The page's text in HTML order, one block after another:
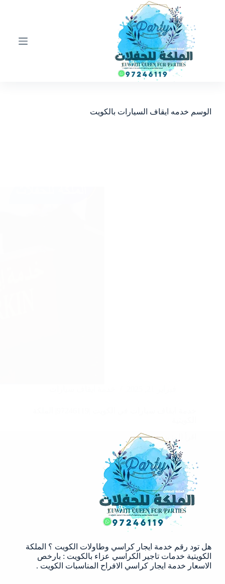
الوسم خدمه ايقاف السيارات بالكويت
ايقاف
سيارات
في
الكويت
|97246119|
الملكة
الكويتية
هل تود رقم خدمة ايجار كراسي وطاولات الكويت ؟ الملكة
الكويتية خدمات تاجير الكراسي عزاء بالكويت : بارخص
الاسعار خدمة ايجار كراسي الافراح المناسبات الكويت .